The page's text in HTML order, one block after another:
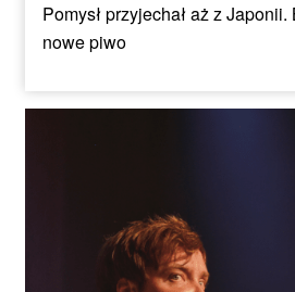
Pomysł przyjechał aż z
nowe piwo